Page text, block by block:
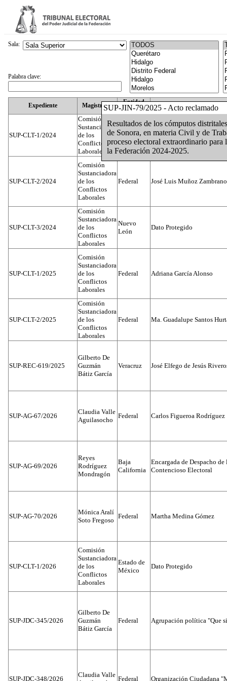
SUP-JIN-79/2025 - Acto reclamado
Resultados de los cómputos
de Sonora, en materia Civil y de
proceso electoral extraordinario
la Federación 2024-2025.
Expediente Magistrado
Entidad
Federativa
SUP-CLT-1/2024
Comisión
Sustanciadora
de los
Conflictos
Laborales
Federal Juan José Serrato Velasco
SUP-CLT-2/2024
Comisión
Sustanciadora
de los
Conflictos
Laborales
Federal José Luis Muñoz Zambrano
SUP-CLT-3/2024
Comisión
Sustanciadora
de los
Conflictos
Laborales
Nuevo
León
Dato Protegido
SUP-CLT-1/2025
Comisión
Sustanciadora
de los
Conflictos
Laborales
Federal Adriana García Alonso
SUP-CLT-2/2025
Comisión
Sustanciadora
de los
Conflictos
Laborales
Federal Ma. Guadalupe Santos
SUP-REC-619/2025
Gilberto De
Guzmán
Bátiz García
Veracruz José Elfego de Jesús
SUP-AG-67/2026
Claudia Valle
Aguilasocho
Federal Carlos Figueroa Rodríguez
SUP-AG-69/2026
Reyes
Rodríguez
Mondragón
Baja
California
Encargada de Despacho
Contencioso Electoral
SUP-AG-70/2026
Mónica Aralí
Soto Fregoso
Federal Martha Medina Gómez
SUP-CLT-1/2026
Comisión
Sustanciadora
de los
Conflictos
Laborales
Estado de
México
Dato Protegido
SUP-JDC-345/2026
Gilberto De
Guzmán
Bátiz García
Federal Agrupación política "Que
SUP-JDC-348/2026
Claudia Valle
Federal Organización Ciudadana
Sala:
Palabra clave: